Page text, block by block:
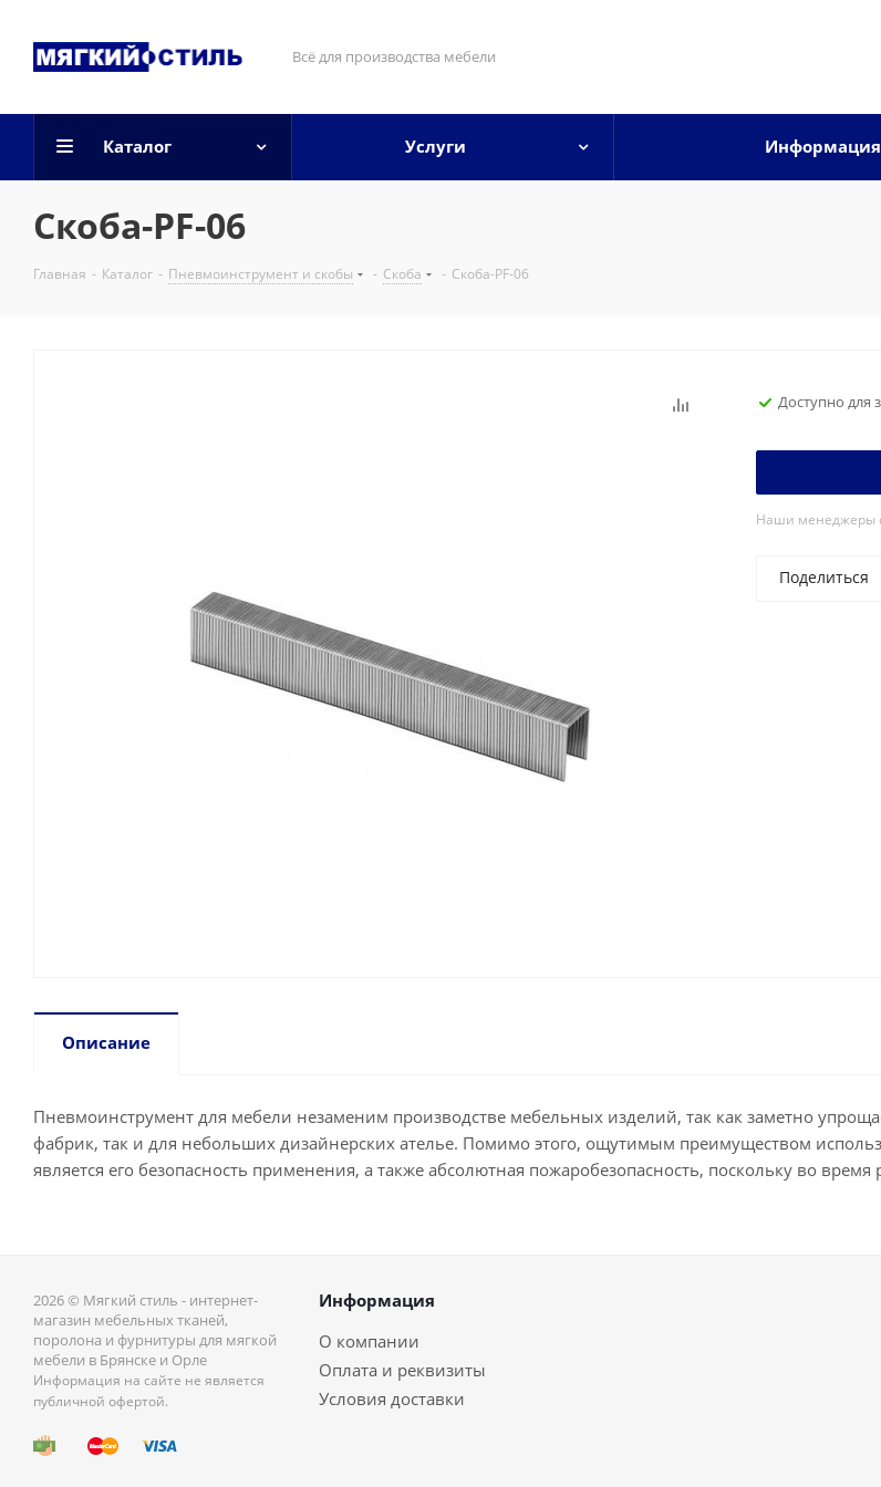
Всё для производства мебели
Каталог Услуги Информация
Скоба-PF-06
Главная - Каталог - Пневмоинструмент и скобы - Скоба - Скоба-PF-06
Доступно для
Наши менеджеры
Поделиться
Описание
Пневмоинструмент для мебели незаменим производстве мебельных изделий, так как заметно
фабрик, так и для небольших дизайнерских ателье. Помимо этого, ощутимым преимуществом
является его безопасность применения, а также абсолютная пожаробезопасность, поскольку во
2026 © Мягкий стиль - интернет-
магазин мебельных тканей,
поролона и фурнитуры для мягкой
мебели в Брянске и Орле
Информация на сайте не является
публичной офертой.
Информация
О компании
Оплата и реквизиты
Условия доставки